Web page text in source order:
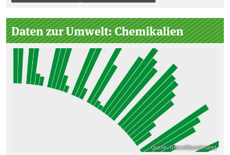
Daten zur Umwelt: Chemikalien
Quelle: Umweltbundesamt